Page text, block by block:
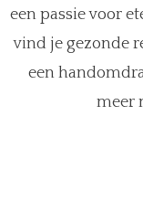
een passie voor
vind je gezonde
een
meer